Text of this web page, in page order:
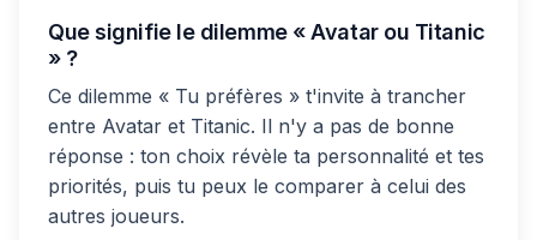
Que signifie le dilemme « Avatar ou Titanic
» ?
Ce dilemme « Tu préfères » t'invite à trancher
entre Avatar et Titanic. Il n'y a pas de bonne
réponse : ton choix révèle ta personnalité et tes
priorités, puis tu peux le comparer à celui des
autres joueurs.